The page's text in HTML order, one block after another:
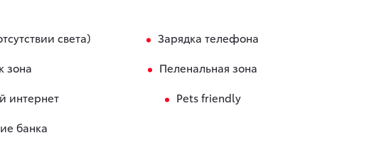
света)
Зарядка телефона
зона
Пеленальная зона
интернет
Pets friendly
банка